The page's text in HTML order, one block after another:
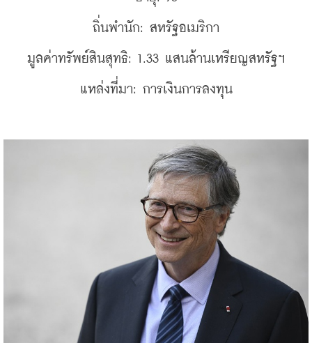
ถิ่นพำนัก: สหรัฐอเมริกา
มูลค่าทรัพย์สินสุทธิ: 1.33 แสนล้านเหรียญสหรัฐฯ
แหล่งที่มา: การเงินการลงทุน